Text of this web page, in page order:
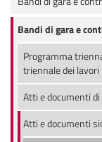
Bandi di gara e
Programma
triennale dei
Atti e documenti
Atti e documenti